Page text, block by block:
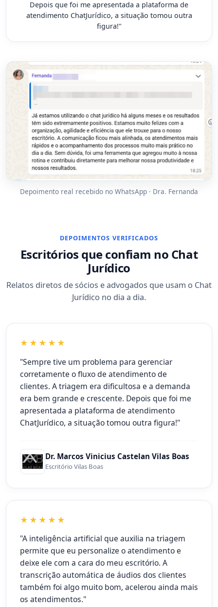
Depois que foi me apresentada a plataforma de
atendimento ChatJurídico, a situação tomou outra
figura!"
Depoimento real recebido no WhatsApp · Dra. Fernanda
DEPOIMENTOS VERIFICADOS
Escritórios que confiam no Chat
Jurídico
Relatos diretos de sócios e advogados que usam o Chat
Jurídico no dia a dia.
★★★★★
"Sempre tive um problema para gerenciar
corretamente o fluxo de atendimento de
clientes. A triagem era dificultosa e a demanda
era bem grande e crescente. Depois que foi me
apresentada a plataforma de atendimento
ChatJurídico, a situação tomou outra figura!"
Dr. Marcos Vinicius Castelan Vilas Boas
Escritório Vilas Boas
★★★★★
"A inteligência artificial que auxilia na triagem
permite que eu personalize o atendimento e
deixe ele com a cara do meu escritório. A
transcrição automática de áudios dos clientes
também foi algo muito bom, acelerou ainda mais
os atendimentos."